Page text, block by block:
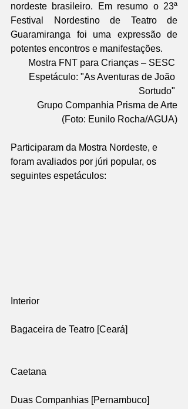
nordeste brasileiro. Em resumo o 23ª
Festival Nordestino de Teatro de
Guaramiranga foi uma expressão de
potentes encontros e manifestações.
Mostra FNT para Crianças – SESC
Espetáculo: "As Aventuras de João
Sortudo"
Grupo Companhia Prisma de Arte
(Foto: Eunilo Rocha/AGUA)
Participaram da Mostra Nordeste, e
foram avaliados por júri popular, os
seguintes espetáculos:
Interior
Bagaceira de Teatro [Ceará]
Caetana
Duas Companhias [Pernambuco]